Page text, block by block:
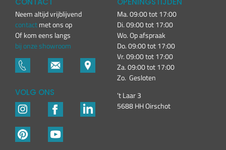
Neem altijd vrijblijvend
contactmet ons op
Of kom eens langs
bij onze showroom
VOLG ONS
Ma. 09:00 tot 17:00
Di. 09:00 tot 17:00
Wo. Op afspraak
Do. 09:00 tot 17:00
Vr. 09:00 tot 17:00
Za. 09:00 tot 17:00
Zo. Gesloten
’t Laar 3
5688 HH Oirschot